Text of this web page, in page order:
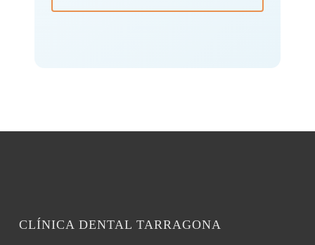
CLÍNICA DENTAL TARRAGONA